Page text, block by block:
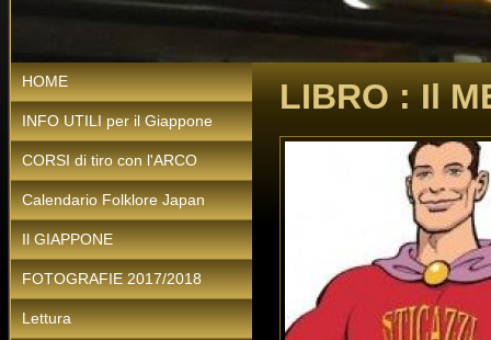
LIBRO : Il
HOME
INFO UTILI per il Giappone
CORSI di tiro con l'ARCO
Calendario Folklore Japan
Il GIAPPONE
FOTOGRAFIE 2017/2018
Lettura